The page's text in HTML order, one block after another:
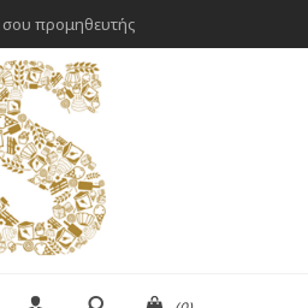
σου προμηθευτής